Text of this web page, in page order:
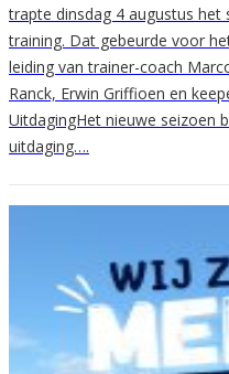
trapte dinsdag 4 augustus
training. Dat gebeurde voor
leiding van trainer-coach
Ranck, Erwin Griffioen en
UitdagingHet nieuwe seizoen
uitdaging….